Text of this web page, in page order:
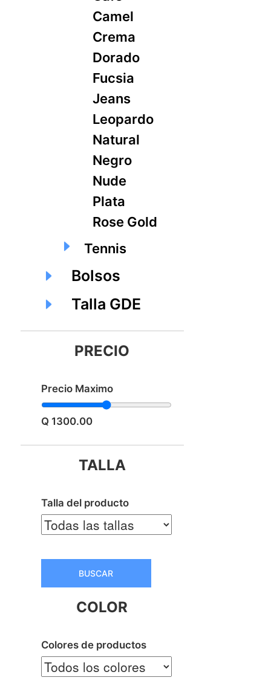
Camel
Crema
Dorado
Fucsia
Jeans
Leopardo
Natural
Negro
Nude
Plata
Rose Gold
Tennis
Bolsos
Talla GDE
PRECIO
Precio Maximo
Q 1300.00
TALLA
Talla del producto
BUSCAR
COLOR
Colores de productos